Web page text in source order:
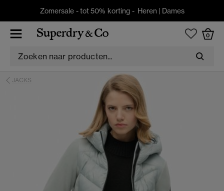
Zomersale - tot 50% korting - Heren | Dames
0
JACKS